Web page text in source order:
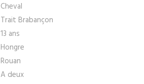
Cheval
Trait Brabançon
13 ans
Hongre
Rouan
A deux